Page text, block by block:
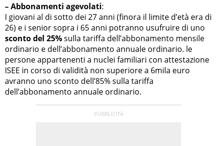
– Abbonamenti agevolati:
I giovani al di sotto dei 27 anni (finora il limite d’età era di
26) e i senior sopra i 65 anni potranno usufruire di uno
sconto del 25%sulla tariffa dell’abbonamento mensile
ordinario e dell’abbonamento annuale ordinario. le
persone appartenenti a nuclei familiari con attestazione
ISEE in corso di validità non superiore a 6mila euro
avranno uno sconto dell’85% sulla tariffa
dell’abbonamento annuale ordinario.